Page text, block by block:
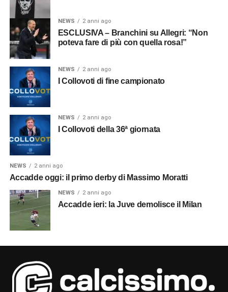
NEWS 2 anni ago
ESCLUSIVA – Branchini su Allegri: “Non
poteva fare di più con quella rosa!”
NEWS 2 anni ago
I Collovoti di fine campionato
NEWS 2 anni ago
I Collovoti della 36ª giornata
NEWS 2 anni ago
Accadde oggi: il primo derby di Massimo Moratti
NEWS 2 anni ago
Accadde ieri: la Juve demolisce il Milan